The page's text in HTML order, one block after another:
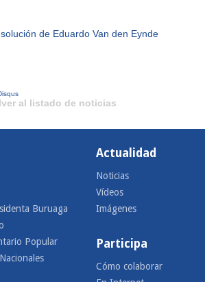
de Eduardo Van den Eynde
al listado de noticias
Buruaga
Popular
Actualidad
Noticias
Vídeos
Imágenes
Participa
Cómo colaborar